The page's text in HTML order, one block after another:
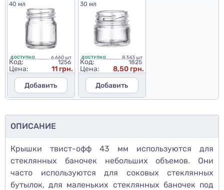
40 мл
ДОСТУПНО 6 660 шт
Код: 1256
Цена:
11 грн.
Добавить
30 мл
ДОСТУПНО 8 343 шт
Код: 1825
Цена:
8,50 грн.
Добавить
ОПИСАНИЕ
Крышки твист-офф 43 мм используются для
стеклянных баночек небольших объемов. Они
часто используются для соковых стеклянных
бутылок, для маленьких стеклянных баночек под